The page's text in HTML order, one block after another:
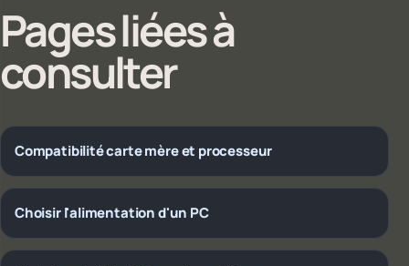
Pages liées à
consulter
Compatibilité carte mère et processeur
Choisir l'alimentation d'un PC